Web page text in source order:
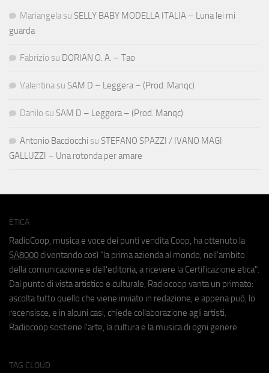
Mariangela su SELLY BABY MODELLA ITALIA – Luna lei mi
guarda
Fabrizio su DORIAN O. A. – Tao
Valentina su SAM D – Leggera – (Prod. Manqc)
Danilo su SAM D – Leggera – (Prod. Manqc)
Antonio Bacciocchi su STEFANO SPAZZI / IVANO MAGI
GALLUZZI – Una rotonda per amare
ETICA
RadioCoop, musica e voce dei punti vendita Coop, ha ottenuto la
SA8000 diventando così "la prima azienda al mondo, nell'ambito
della comunicazione e dell'editoria, a ricevere la Certificazione etica".
Dal punto di vista artistico e culturale, Radiocoop vanta un primato:
ascolta tutto quello che viene inviato in redazione, e appena può, lo
recensisce, e in alcuni casi, chiede collaborazione agli artisti.
Radiocoop sostiene l'arte, la cultura e la musica di ogni genere.
TAG CLOUD